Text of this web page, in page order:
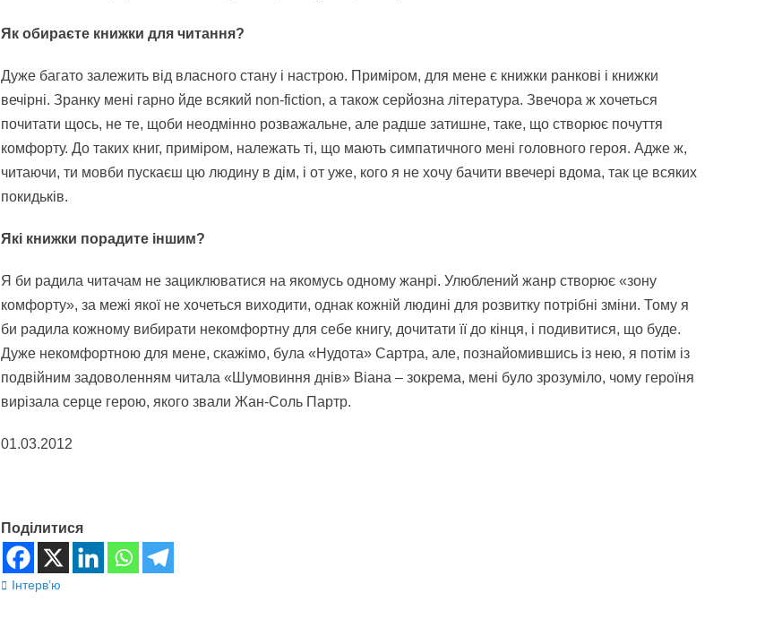
Як обираєте книжки для читання?
Дуже багато залежить від власного стану і настрою. Приміром, для мене є книжки ранкові і книжки
вечірні. Зранку мені гарно йде всякий non-fiction, а також серйозна література. Звечора ж хочеться
почитати щось, не те, щоби неодмінно розважальне, але радше затишне, таке, що створює почуття
комфорту. До таких книг, приміром, належать ті, що мають симпатичного мені головного героя. Адже ж,
читаючи, ти мовби пускаєш цю людину в дім, і от уже, кого я не хочу бачити ввечері вдома, так це всяких
покидьків.
Які книжки порадите іншим?
Я би радила читачам не зациклюватися на якомусь одному жанрі. Улюблений жанр створює «зону
комфорту», за межі якої не хочеться виходити, однак кожній людині для розвитку потрібні зміни. Тому я
би радила кожному вибирати некомфортну для себе книгу, дочитати її до кінця, і подивитися, що буде.
Дуже некомфортною для мене, скажімо, була «Нудота» Сартра, але, познайомившись із нею, я потім із
подвійним задоволенням читала «Шумовиння днів» Віана – зокрема, мені було зрозуміло, чому героїня
вирізала серце герою, якого звали Жан-Соль Партр.
01.03.2012
Поділитися
Розділи
Інтерв’ю